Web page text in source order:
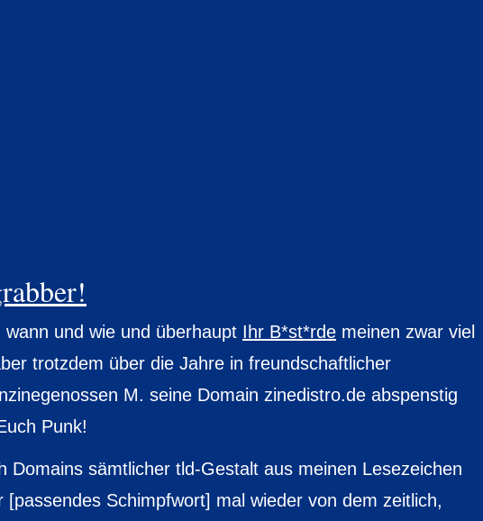
und wie und überhaupt Ihr B*st*rde meinen zwar viel
trotzdem über die Jahre in freundschaftlicher
M. seine Domain zinedistro.de abspenstig
Punk!
Domains sämtlicher tld-Gestalt aus meinen Lesezeichen
[passendes Schimpfwort] mal wieder von dem zeitlich,